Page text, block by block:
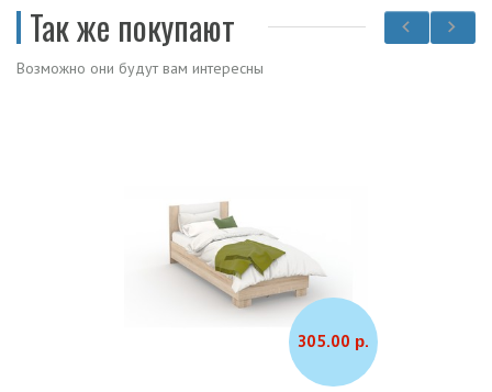
Так же покупают
Возможно они будут вам интересны
305.00 р.